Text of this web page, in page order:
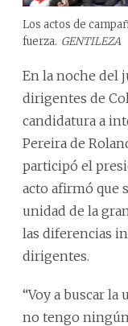
Los actos de
fuerza. GENTILEZA
En la noche del
dirigentes de
candidatura a
Pereira de
participó el
acto afirmó que
unidad de la
las diferencias
dirigentes.
“Voy a buscar la
no tengo